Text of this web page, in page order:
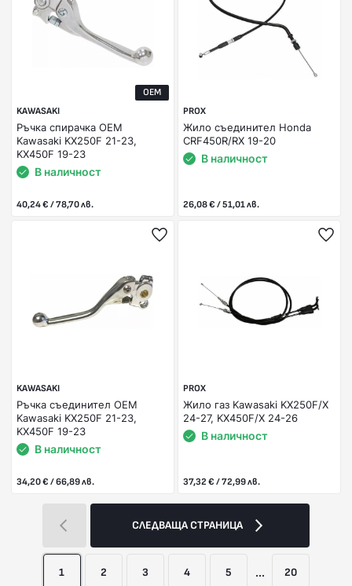
OEM
KAWASAKI
Ръчка спирачка OEM
Kawasaki KX250F 21-23,
KX450F 19-23
В наличност
40,24 € / 78,70 лв.
PROX
Жило съединител Honda
CRF450R/RX 19-20
В наличност
26,08 € / 51,01 лв.
KAWASAKI
Ръчка съединител OEM
Kawasaki KX250F 21-23,
KX450F 19-23
В наличност
34,20 € / 66,89 лв.
PROX
Жило газ Kawasaki KX250F/X
24-27, KX450F/X 24-26
В наличност
37,32 € / 72,99 лв.
СЛЕДВАЩА СТРАНИЦА
1 2 3 4 5 ... 20